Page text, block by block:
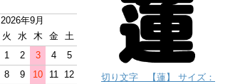
2026年9月
火 水 木 金
土
1
2 3 4
5
8 9 10 11
12
切り文字 【蓮】 サイズ：